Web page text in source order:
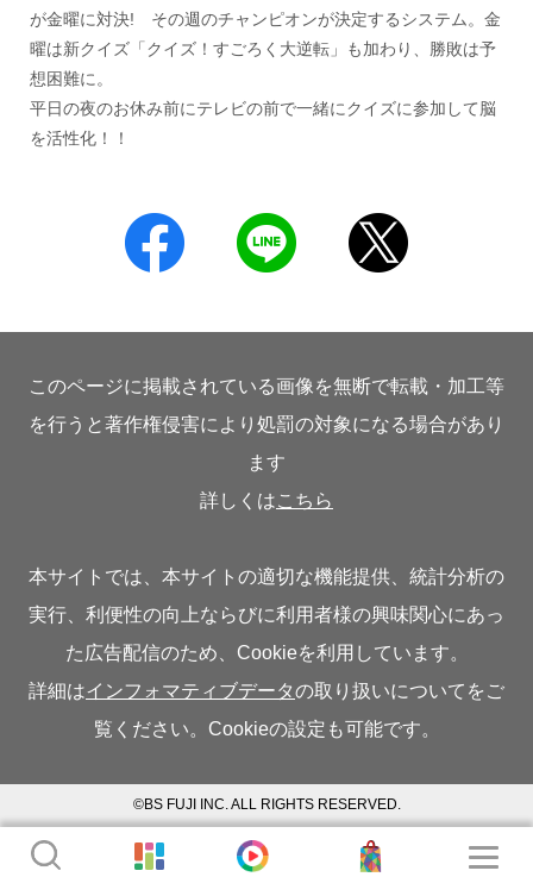
が金曜に対決! その週のチャンピオンが決定するシステム。金
曜は新クイズ「クイズ！すごろく大逆転」も加わり、勝敗は予
想困難に。
平日の夜のお休み前にテレビの前で一緒にクイズに参加して脳
を活性化！！
このページに掲載されている画像を無断で転載・加工等
を行うと著作権侵害により処罰の対象になる場合があり
ます
詳しくはこちら
本サイトでは、本サイトの適切な機能提供、統計分析の
実行、利便性の向上ならびに利用者様の興味関心にあっ
た広告配信のため、Cookieを利用しています。
詳細はインフォマティブデータの取り扱いについてをご
覧ください。Cookieの設定も可能です。
©BS FUJI INC. ALL RIGHTS RESERVED.